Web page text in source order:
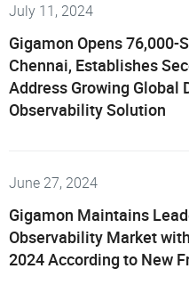
July 11, 2024
Gigamon Opens 76,000-
Chennai, Establishes
Address Growing Global
Observability Solution
June 27, 2024
Gigamon Maintains
Observability Market
2024 According to New